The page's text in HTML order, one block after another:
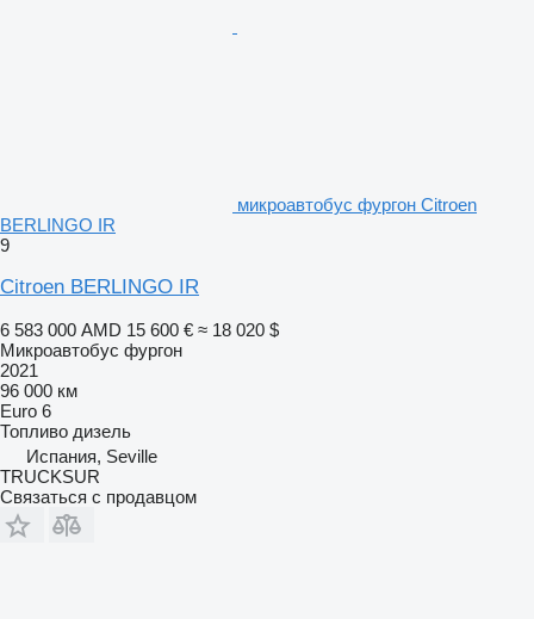
микроавтобус фургон Citroen
BERLINGO IR
9
Citroen BERLINGO IR
6 583 000 AMD 15 600 € ≈ 18 020 $
Микроавтобус фургон
2021
96 000 км
Euro 6
Топливо дизель
Испания, Seville
TRUCKSUR
Связаться с продавцом